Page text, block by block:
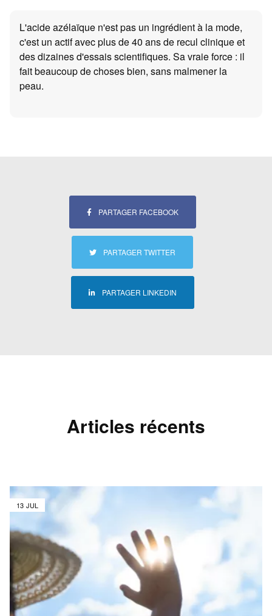
L'acide azélaïque n'est pas un ingrédient à la mode,
c'est un actif avec plus de 40 ans de recul clinique et
des dizaines d'essais scientifiques. Sa vraie force : il
fait beaucoup de choses bien, sans malmener la
peau.
PARTAGER FACEBOOK
PARTAGER TWITTER
PARTAGER LINKEDIN
Articles récents
13 JUL